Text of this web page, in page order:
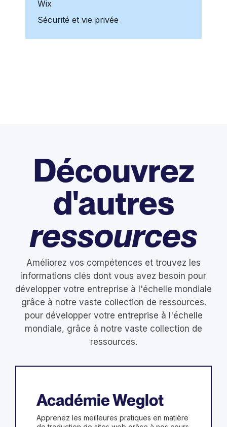
Wix
Sécurité et vie privée
Découvrez
d'autres
ressources
Améliorez vos compétences et trouvez les
informations clés dont vous avez besoin pour
développer votre entreprise à l'échelle mondiale
grâce à notre vaste collection de ressources.
pour développer votre entreprise à l'échelle
mondiale, grâce à notre vaste collection de
ressources.
Académie Weglot
Apprenez les meilleures pratiques en matière